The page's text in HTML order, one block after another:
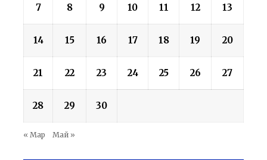
7 8 9 10 11 12 13
14 15 16 17 18 19 20
21 22 23 24 25 26 27
28 29 30
« Мар Май »